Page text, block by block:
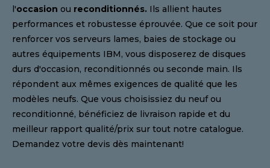
l'occasion ou reconditionnés. Ils allient hautes
performances et robustesse éprouvée. Que ce soit pour
renforcer vos serveurs lames, baies de stockage ou
autres équipements IBM, vous disposerez de disques
durs d'occasion, reconditionnés ou seconde main. Ils
répondent aux mêmes exigences de qualité que les
modèles neufs. Que vous choisissiez du neuf ou
reconditionné, bénéficiez de livraison rapide et du
meilleur rapport qualité/prix sur tout notre catalogue.
Demandez votre devis dès maintenant!